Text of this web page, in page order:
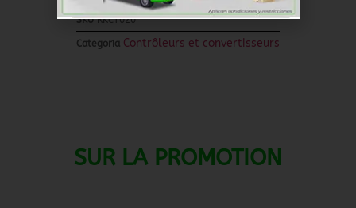
SKURKCT020
Categoría Contrôleurs et convertisseurs
SUR LA PROMOTION